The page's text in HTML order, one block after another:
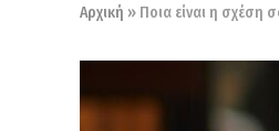
Αρχική » Ποια είναι η σχέση